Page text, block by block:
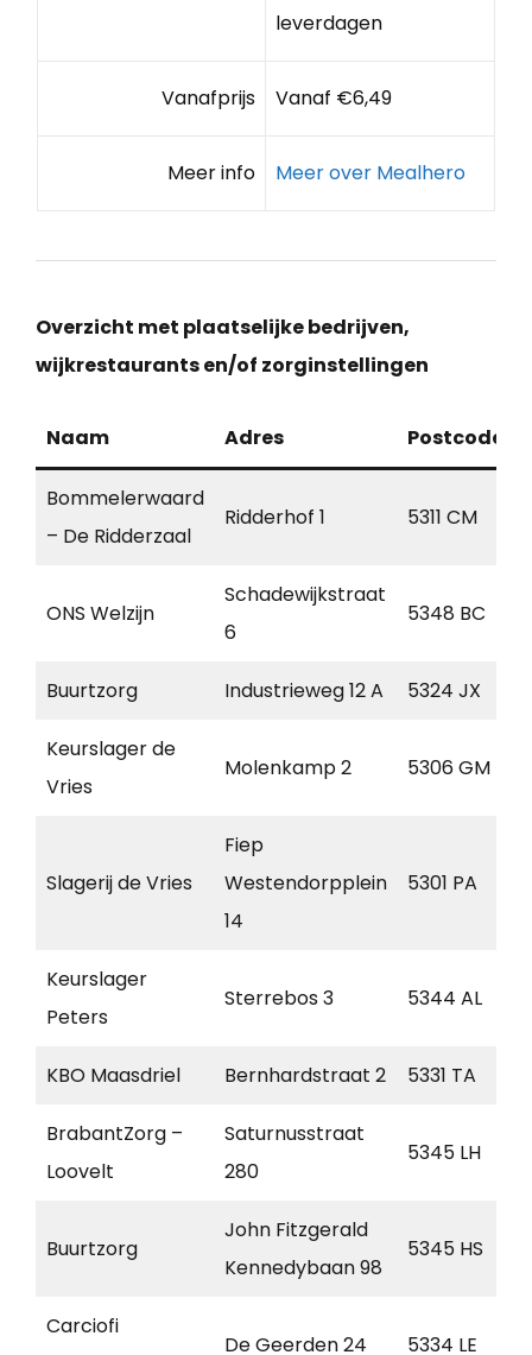
leverdagen
Vanafprijs Vanaf €6,49
Meer info Meer over Mealhero
Overzicht met plaatselijke bedrijven,
wijkrestaurants en/of zorginstellingen
Naam Adres Postcode
Bommelerwaard
– De Ridderzaal
Ridderhof 1 5311 CM
ONS Welzijn
Schadewijkstraat
6
5348 BC
Buurtzorg Industrieweg 12 A 5324 JX
Keurslager de
Vries
Molenkamp 2 5306 GM
Slagerij de Vries
Fiep
Westendorpplein
14
5301 PA
Keurslager
Peters
Sterrebos 3 5344 AL
KBO Maasdriel Bernhardstraat 2 5331 TA
BrabantZorg –
Loovelt
Saturnusstraat
280
5345 LH
Buurtzorg
John Fitzgerald
Kennedybaan 98
5345 HS
Carciofi
De Geerden 24 5334 LE